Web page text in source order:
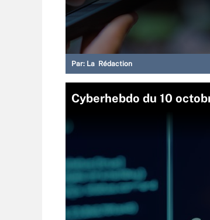
Par: La Rédaction
Cyberhebdo du 10